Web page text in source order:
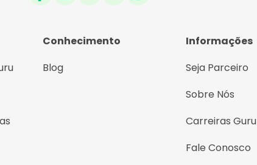
Conhecimento
Blog
Informações
Seja Parceiro
Sobre Nós
Carreiras Guru
Fale Conosco